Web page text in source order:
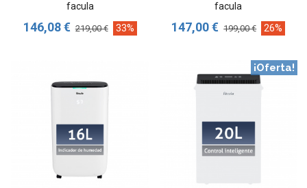
facula
146,08 € 219,00 € 33%
facula
147,00 € 199,00 € 26%
¡Oferta!